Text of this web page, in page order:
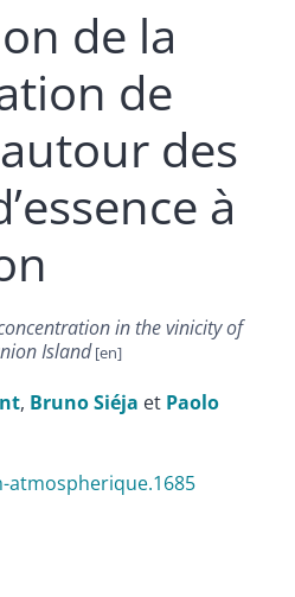
de la
de
des
à
in the vinicity of
Island
, BrunoSiéja et Paolo
atmospherique.1685